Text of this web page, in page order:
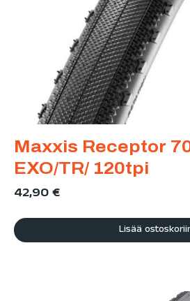
Maxxis Receptor
EXO/TR/ 120tpi
42,90€
Lisää